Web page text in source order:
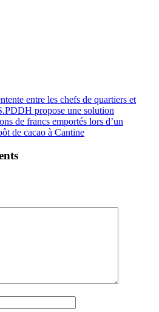
entre les chefs de quartiers et
propose une solution
de francs emportés lors d’un
de cacao à Cantine